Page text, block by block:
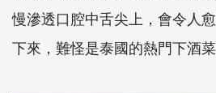
慢滲透口腔中舌尖上，會令人
下來，難怪是泰國的熱門下酒菜